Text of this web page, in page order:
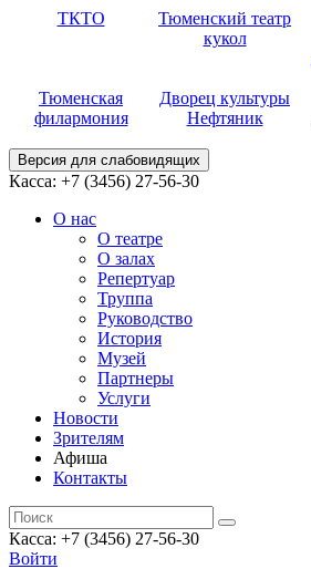
ТКТО
Тюменский театр
кукол
Тюменская
филармония
Дворец культуры
Нефтяник
Версия для слабовидящих
Касса: +7 (3456) 27-56-30
О нас
О театре
О залах
Репертуар
Труппа
Руководство
История
Музей
Партнеры
Услуги
Новости
Зрителям
Афиша
Контакты
Касса: +7 (3456) 27-56-30
Войти